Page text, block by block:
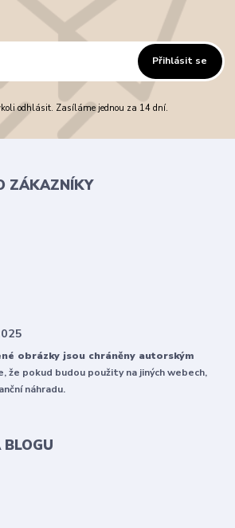
Přihlásit se
odhlásit. Zasíláme jednou za 14 dní.
ZÁKAZNÍKY
obrázky jsou chráněny autorským
že pokud budou použity na jiných webech,
náhradu.
BLOGU